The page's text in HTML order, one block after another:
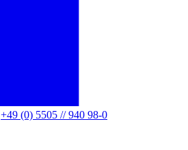
+49 (0) 5505 // 940 98-0